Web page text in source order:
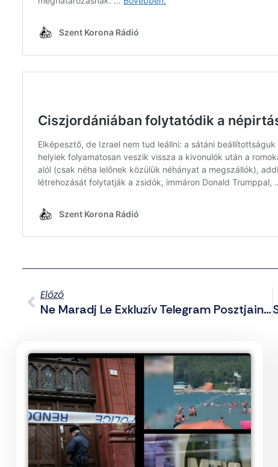
Előző
Ne Maradj Le Exkluzív Telegram Posztjainkról Sem! – Összefoglaló A Csatornáról Háborús Hírekkel (2025.11.27.)